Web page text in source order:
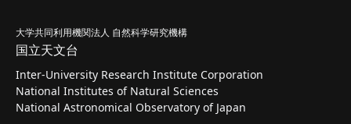
大学共同利用機関法人 自然科学研究機構
国立天文台
Inter-University Research Institute Corporation
National Institutes of Natural Sciences
National Astronomical Observatory of Japan